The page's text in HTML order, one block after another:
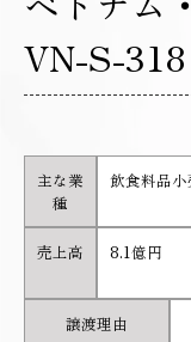
VN-S-318
主な業
種
飲食料品小
売上高 8.1億円
譲渡理由